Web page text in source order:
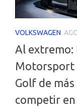
VOLKSWAGEN
Al extremo:
Motorsport
Golf de más
competir